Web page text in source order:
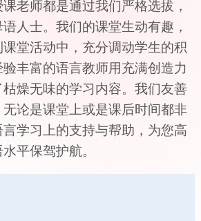
老师都是通过我们严格选拔，
人士。我们的课堂生动有趣，
堂活动中，充分调动学生的积
丰富的语言教师用充满创造力
燥无味的学习内容。我们友善
论是课堂上或是课后时间都非
学习上的支持与帮助，为您高
平保驾护航。